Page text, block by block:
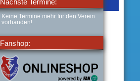
Nächste Termine:
Keine Termine mehr für den Verein
vorhanden!
Fanshop: